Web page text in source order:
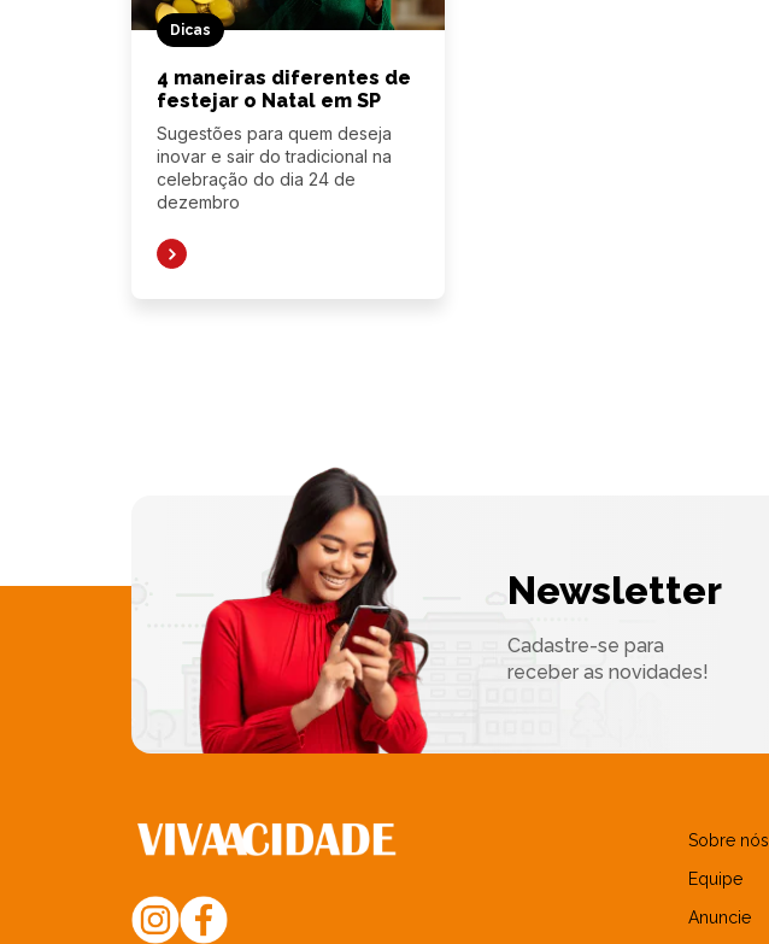
Dicas
4 maneiras diferentes de
festejar o Natal em SP
Sugestões para quem deseja
inovar e sair do tradicional na
celebração do dia 24 de
dezembro
Newsletter
Cadastre-se para
receber as novidades!
Sobre nós
Equipe
Anuncie